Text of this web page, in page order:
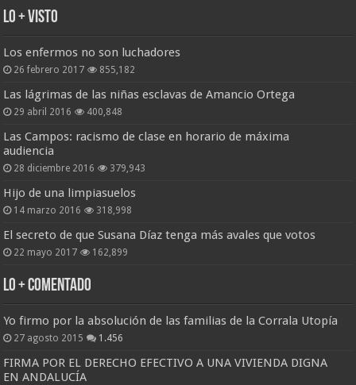
Lo + Visto
Los enfermos no son luchadores
26 febrero 2017 855,182
Las lágrimas de las niñas esclavas de Amancio Ortega
29 abril 2016 400,848
Las Campos: racismo de clase en horario de máxima
audiencia
28 diciembre 2016 379,943
Hijo de una limpiasuelos
14 marzo 2016 318,998
El secreto de que Susana Díaz tenga más avales que votos
22 mayo 2017 162,899
Lo + Comentado
Yo firmo por la absolución de las familias de la Corrala Utopía
27 agosto 2015 1.456
FIRMA POR EL DERECHO EFECTIVO A UNA VIVIENDA DIGNA
EN ANDALUCÍA